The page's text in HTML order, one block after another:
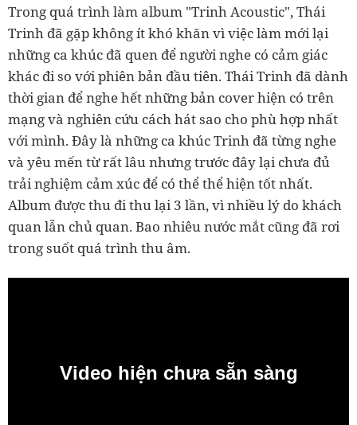
Trong quá trình làm album "Trinh Acoustic", Thái
Trinh đã gặp không ít khó khăn vì việc làm mới lại
những ca khúc đã quen để người nghe có cảm giác
khác đi so với phiên bản đầu tiên. Thái Trinh đã dành
thời gian để nghe hết những bản cover hiện có trên
mạng và nghiên cứu cách hát sao cho phù hợp nhất
với mình. Đây là những ca khúc Trinh đã từng nghe
và yêu mến từ rất lâu nhưng trước đây lại chưa đủ
trải nghiệm cảm xúc để có thể thể hiện tốt nhất.
Album được thu đi thu lại 3 lần, vì nhiều lý do khách
quan lẫn chủ quan. Bao nhiêu nước mắt cũng đã rơi
trong suốt quá trình thu âm.
Video hiện chưa sẵn sàng